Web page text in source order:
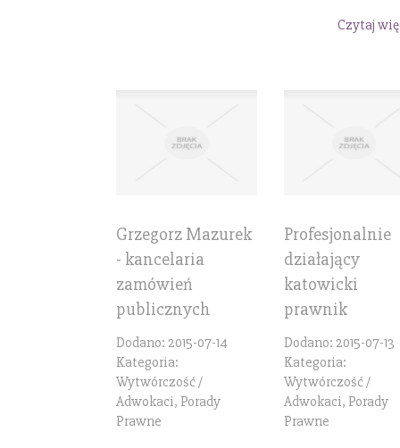
Czytaj
Grzegorz Mazurek
- kancelaria
zamówień
publicznych
Dodano: 2015-07-14
Kategoria:
Wytwórczość /
Adwokaci, Porady
Prawne
Profesjonalnie
działający
katowicki
prawnik
Dodano: 2015-07-13
Kategoria:
Wytwórczość /
Adwokaci, Porady
Prawne